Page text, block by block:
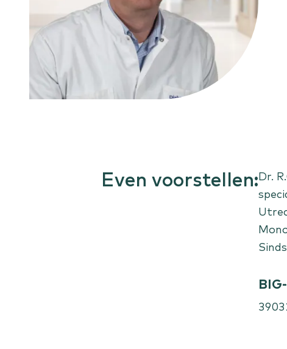
Overgangsklachten
Liesbreuk
Scheelzien
Niersteen
Even voorstellen:Dr.